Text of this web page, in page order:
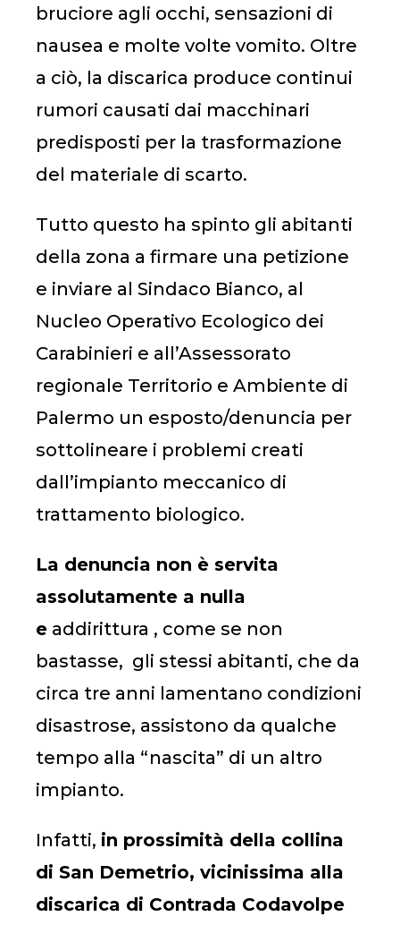
bruciore agli occhi, sensazioni di
nausea e molte volte vomito. Oltre
a ciò, la discarica produce continui
rumori causati dai macchinari
predisposti per la trasformazione
del materiale di scarto.
Tutto questo ha spinto gli abitanti
della zona a firmare una petizione
e inviare al Sindaco Bianco, al
Nucleo Operativo Ecologico dei
Carabinieri e all’Assessorato
regionale Territorio e Ambiente di
Palermo un esposto/denuncia per
sottolineare i problemi creati
dall’impianto meccanico di
trattamento biologico.
La denuncia non è servita
assolutamente a nulla
e addirittura , come se non
bastasse, gli stessi abitanti, che da
circa tre anni lamentano condizioni
disastrose, assistono da qualche
tempo alla “nascita” di un altro
impianto.
Infatti, in prossimità della collina
di San Demetrio, vicinissima alla
discarica di Contrada Codavolpe